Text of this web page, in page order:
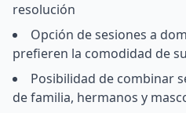
resolución
Opción de sesiones a
prefieren la comodidad de
Posibilidad de combinar
de familia, hermanos y